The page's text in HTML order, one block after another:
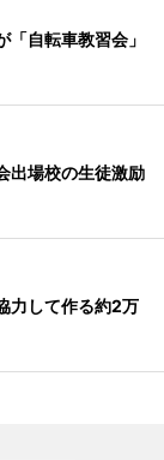
自転車教習会」
出場校の生徒激励
力して作る約2万